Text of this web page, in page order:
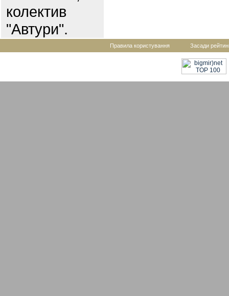
колектив
"Автури".
Правила користування Засади